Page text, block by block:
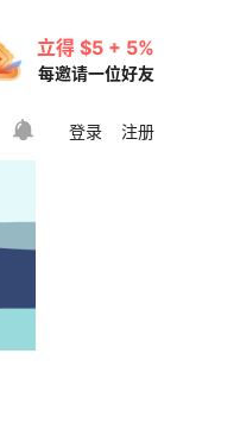
立得 $5 + 5%
每邀请一位好友
登录 注册